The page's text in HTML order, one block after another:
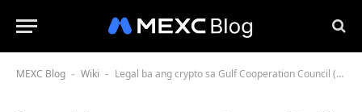
MEXC Blog - Wiki - Legal ba ang crypto sa Gulf Cooperation Council (GCC)?